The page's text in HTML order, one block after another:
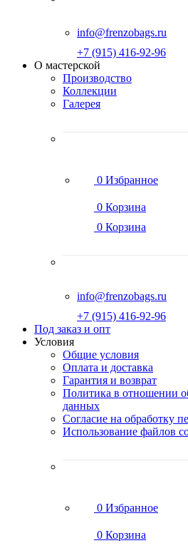
info@frenzobags.ru
‭+7 (915) 416-92-96
О мастерской
Производство
Коллекции
Галерея
0 Избранное
0 Корзина
0 Корзина
info@frenzobags.ru
‭+7 (915) 416-92-96
Под заказ и опт
Условия
Общие условия
Оплата и доставка
Гарантия и возврат
Политика в отношении
данных
Согласие на обработку
Использование файлов
0 Избранное
0 Корзина